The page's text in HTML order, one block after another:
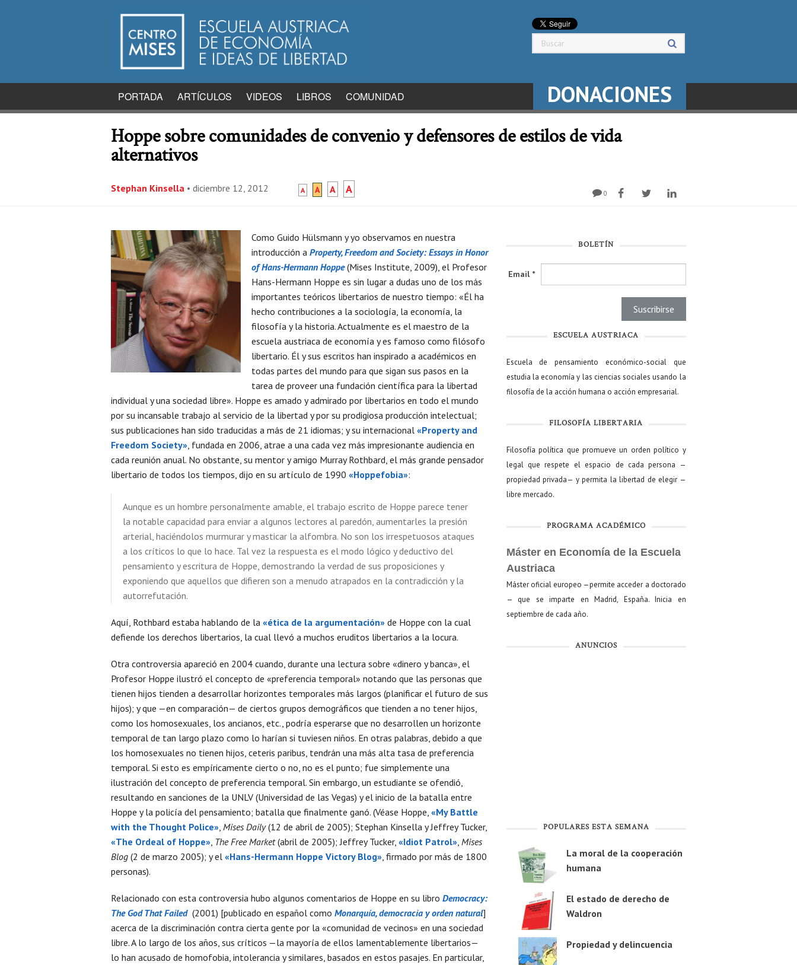
PORTADA ARTÍCULOS VIDEOS LIBROS COMUNIDAD DONACIONES
Hoppe sobre comunidades de convenio y defensores de estilos de vida
alternativos
Stephan Kinsella • diciembre 12, 2012 A A A A 0
Como Guido Hülsmann y yo observamos en nuestra
introducción a Property, Freedom and Society: Essays in Honor
of Hans-Hermann Hoppe(Mises Institute, 2009), el Profesor
Hans-Hermann Hoppe es sin lugar a dudas uno de los más
importantes teóricos libertarios de nuestro tiempo: «Él ha
hecho contribuciones a la sociología, la economía, la
filosofía y la historia. Actualmente es el maestro de la
escuela austriaca de economía y es famoso como filósofo
libertario. Él y sus escritos han inspirado a académicos en
todas partes del mundo para que sigan sus pasos en la
tarea de proveer una fundación científica para la libertad
individual y una sociedad libre». Hoppe es amado y admirado por libertarios en todo el mundo
por su incansable trabajo al servicio de la libertad y por su prodigiosa producción intelectual;
sus publicaciones han sido traducidas a más de 21 idiomas; y su internacional «Property and
Freedom Society» , fundada en 2006, atrae a una cada vez más impresionante audiencia en
cada reunión anual. No obstante, su mentor y amigo Murray Rothbard, el más grande pensador
libertario de todos los tiempos, dijo en su artículo de 1990 «Hoppefobia»:
Aunque es un hombre personalmente amable, el trabajo escrito de Hoppe parece tener
la notable capacidad para enviar a algunos lectores al paredón, aumentarles la presión
arterial, haciéndolos murmurar y masticar la alfombra. No son los irrespetuosos ataques
a los críticos lo que lo hace. Tal vez la respuesta es el modo lógico y deductivo del
pensamiento y escritura de Hoppe, demostrando la verdad de sus proposiciones y
exponiendo que aquellos que difieren son a menudo atrapados en la contradicción y la
autorrefutación.
Aquí, Rothbard estaba hablando de la «ética de la argumentación» de Hoppe con la cual
defiende los derechos libertarios, la cual llevó a muchos eruditos libertarios a la locura.
Otra controversia apareció en 2004 cuando, durante una lectura sobre «dinero y banca», el
Profesor Hoppe ilustró el concepto de «preferencia temporal» notando que las personas que
tienen hijos tienden a desarrollar horizontes temporales más largos (planificar el futuro de sus
hijos); y que —en comparación— de ciertos grupos demográficos que tienden a no tener hijos,
como los homosexuales, los ancianos, etc., podría esperarse que no desarrollen un horizonte
temporal de tan largo plazo como lo harían si tuviesen niños. En otras palabras, debido a que
los homosexuales no tienen hijos, ceteris paribus, tendrán una más alta tasa de preferencia
temporal. Si esto es empíricamente cierto o no, no es el punto; fue simplemente una
ilustración del concepto de preferencia temporal. Sin embargo, un estudiante se ofendió,
resultando en sanciones de la UNLV (Universidad de las Vegas) y el inicio de la batalla entre
Hoppe y la policía del pensamiento; batalla que finalmente ganó. (Véase Hoppe, «My Battle
with the Thought Police» Mises Daily(12 de abril de 2005); Stephan Kinsella y Jeffrey Tucker,
«The Ordeal of Hoppe» The Free Market(abril de 2005); Jeffrey Tucker, «Idiot Patrol» Mises
Blog (2 de marzo 2005); y el «Hans-Hermann Hoppe Victory Blog» , firmado por más de 1800
personas).
Relacionado con esta controversia hubo algunos comentarios de Hoppe en su libro Democracy:
The God That Failed(2001) [publicado en español como Monarquía, democracia y orden natural]
acerca de la discriminación contra cierta gente por la «comunidad de vecinos» en una sociedad
libre. A lo largo de los años, sus críticos —la mayoría de ellos lamentablemente libertarios—
lo han acusado de homofobia, intolerancia y similares, basados en estos pasajes. En particular,
BOLETÍN
Email *
ESCUELA AUSTRIACA
Escuela de pensamiento económico-social que
estudia la economía y las ciencias sociales usando la
filosofía de la acción humana o acción empresarial.
FILOSOFÍA LIBERTARIA
Filosofía política que promueve un orden político y
legal que respete el espacio de cada persona —
propiedad privada— y permita la libertad de elegir —
libre mercado.
PROGRAMA ACADÉMICO
Máster en Economía de la Escuela
Austriaca
Máster oficial europeo —permite acceder a doctorado
— que se imparte en Madrid, España. Inicia en
septiembre de cada año.
ANUNCIOS
POPULARES ESTA SEMANA
La moral de la cooperación
humana
El estado de derecho de
Waldron
Propiedad y delincuencia